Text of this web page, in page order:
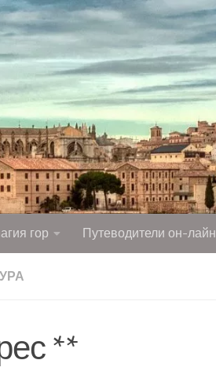
гор Путеводители он-лайн
**